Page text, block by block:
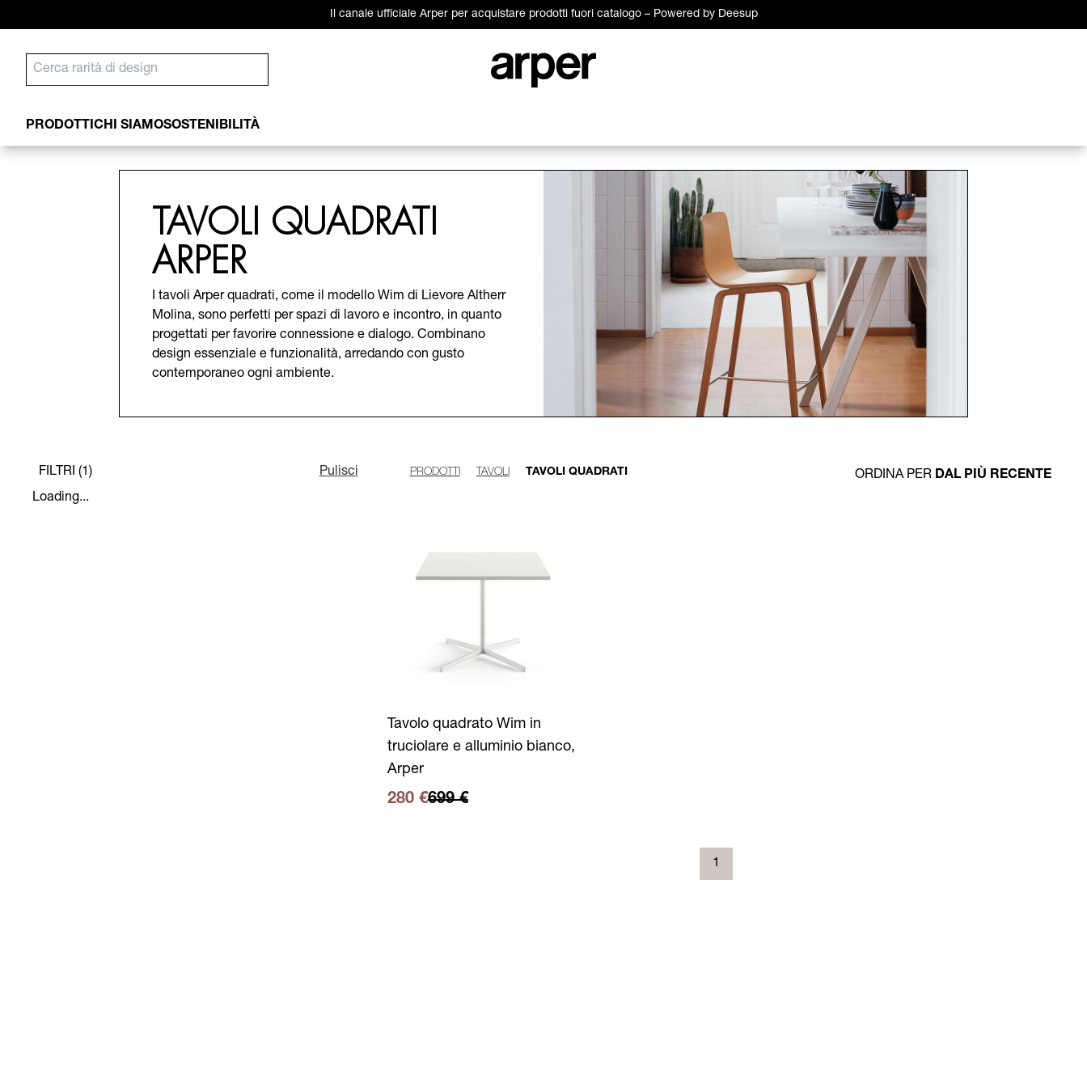
Il canale ufficiale Arper per acquistare prodotti fuori catalogo – Powered by Deesup
PRODOTTICHI SIAMOSOSTENIBILITÀ
TAVOLI QUADRATI
ARPER
I tavoli Arper quadrati, come il modello Wim di Lievore Altherr
Molina, sono perfetti per spazi di lavoro e incontro, in quanto
progettati per favorire connessione e dialogo. Combinano
design essenziale e funzionalità, arredando con gusto
contemporaneo ogni ambiente.
FILTRI (1)
Pulisci
Loading...
PRODOTTI TAVOLI TAVOLI QUADRATI ORDINA PER DAL PIÙ RECENTE
Tavolo quadrato Wim in
truciolare e alluminio bianco,
Arper
280 €699 €
1